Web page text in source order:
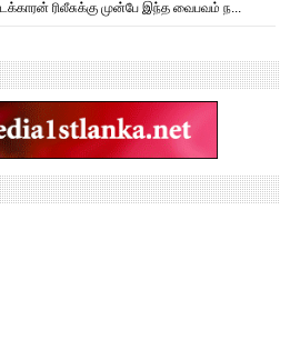
ரிலீசுக்கு முன்பே இந்த வைபவம் ந...